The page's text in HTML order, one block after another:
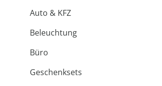
Auto & KFZ
Beleuchtung
Büro
Geschenksets